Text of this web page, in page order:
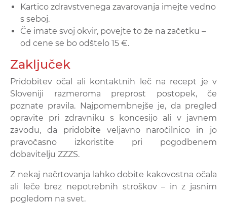
Kartico zdravstvenega zavarovanja imejte vedno
s seboj.
Če imate svoj okvir, povejte to že na začetku –
od cene se bo odštelo 15 €.
Zaključek
Pridobitev očal ali kontaktnih leč na recept je v
Sloveniji razmeroma preprost postopek, če
poznate pravila. Najpomembnejše je, da pregled
opravite pri zdravniku s koncesijo ali v javnem
zavodu, da pridobite veljavno naročilnico in jo
pravočasno izkoristite pri pogodbenem
dobavitelju ZZZS.
Z nekaj načrtovanja lahko dobite kakovostna očala
ali leče brez nepotrebnih stroškov – in z jasnim
pogledom na svet.